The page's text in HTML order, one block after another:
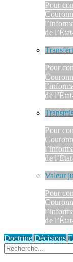
Pour
de
Transfert
Pour
de
Pour
de
Valeur
Pour
de
Doctrine Décisions